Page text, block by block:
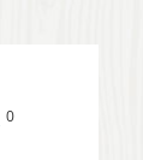
0